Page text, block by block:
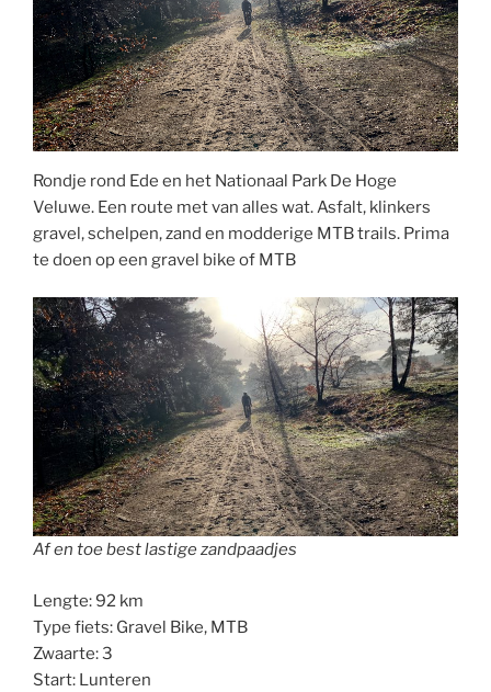
Rondje rond Ede en het Nationaal Park De Hoge
Veluwe. Een route met van alles wat. Asfalt, klinkers
gravel, schelpen, zand en modderige MTB trails. Prima
te doen op een gravel bike of MTB
Af en toe best lastige zandpaadjes
Lengte: 92 km
Type fiets: Gravel Bike, MTB
Zwaarte: 3
Start: Lunteren